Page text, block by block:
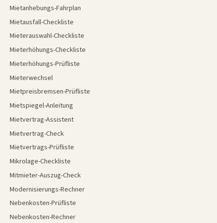
Mietanhebungs-Fahrplan
Mietausfall-Checkliste
Mieterauswahl-Checkliste
Mieterhöhungs-Checkliste
Mieterhöhungs-Prüfliste
Mieterwechsel
Mietpreisbremsen-Prüfliste
Mietspiegel-Anleitung
Mietvertrag-Assistent
Mietvertrag-Check
Mietvertrags-Prüfliste
Mikrolage-Checkliste
Mitmieter-Auszug-Check
Modernisierungs-Rechner
Nebenkosten-Prüfliste
Nebenkosten-Rechner